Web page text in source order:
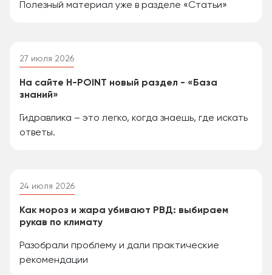
Полезный материал уже в разделе «Статьи»
27 июля 2026
На сайте H-POINT новый раздел - «База
знаний»
Гидравлика – это легко, когда знаешь, где искать
ответы.
24 июля 2026
Как мороз и жара убивают РВД: выбираем
рукав по климату
Разобрали проблему и дали практические
рекомендации